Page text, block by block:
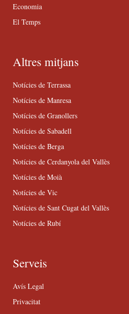
Economia
El Temps
Altres mitjans
Notícies de Terrassa
Notícies de Manresa
Notícies de Granollers
Notícies de Sabadell
Notícies de Berga
Notícies de Cerdanyola del Vallès
Notícies de Moià
Notícies de Vic
Notícies de Sant Cugat del Vallès
Notícies de Rubí
Serveis
Avís Legal
Privacitat